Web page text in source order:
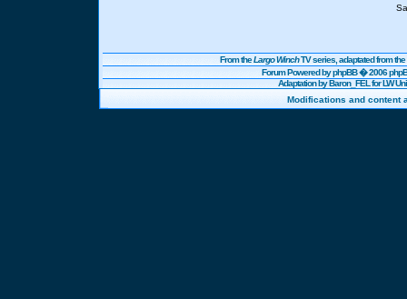
From theLargo WinchTV series, adaptated from
Forum Powered byphpBB� 2006
Adaptation by Baron_FEL for LW
Modifications and content